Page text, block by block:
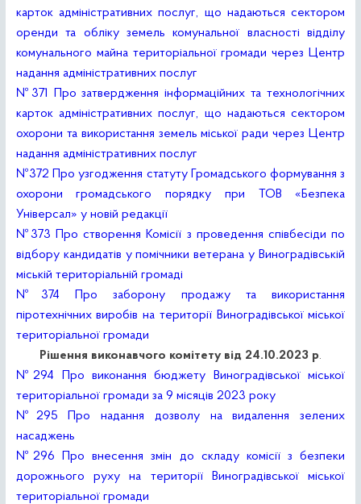
карток адміністративних послуг, що надаються сектором
оренди та обліку земель комунальної власності відділу
комунального майна територіальної громади через Центр
надання адміністративних послуг
№371 Про затвердження інформаційних та технологічних
карток адміністративних послуг, що надаються сектором
охорони та використання земель міської ради через Центр
надання адміністративних послуг
№372 Про узгодження статуту Громадського формування з
охорони громадського порядку при ТОВ «Безпека
Універсал» у новій редакції
№373 Про створення Комісії з проведення співбесіди по
відбору кандидатів у помічники ветерана у Виноградівській
міській територіальній громаді
№374 Про заборону продажу та використання
піротехнічних виробів на території Виноградівської міської
територіальної громади
Рішення виконавчого комітету від 24.10.2023 р.
№294 Про виконання бюджету Виноградівської міської
територіальної громади за 9 місяців 2023 року
№295 Про надання дозволу на видалення зелених
насаджень
№296 Про внесення змін до складу комісії з безпеки
дорожнього руху на території Виноградівської міської
територіальної громади